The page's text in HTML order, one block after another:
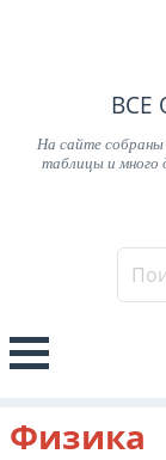
ВСЕ
На сайте собраны
таблицы и много
Физика